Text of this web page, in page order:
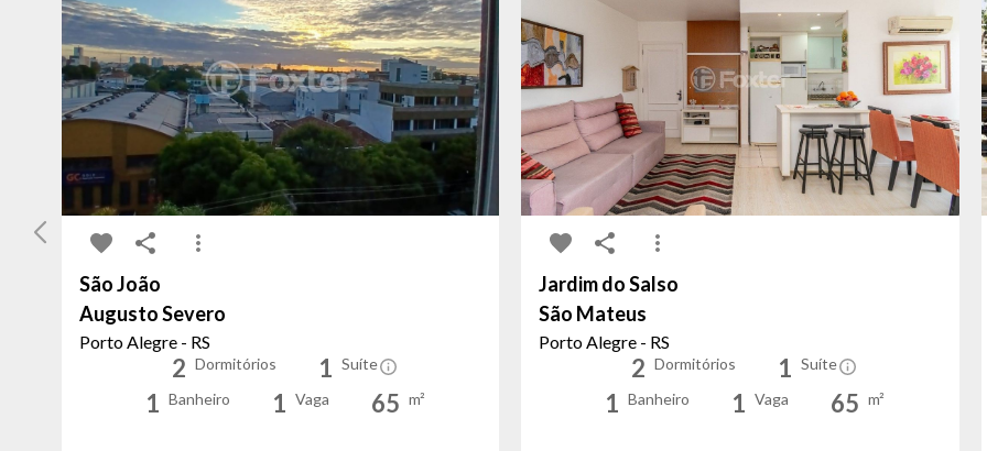
São João
Augusto Severo
Porto Alegre - RS
2 Dormitórios 1 Suíte
1 Banheiro 1 Vaga 65 m²
Jardim do Salso
São Mateus
Porto Alegre - RS
2 Dormitórios 1 Suíte
1 Banheiro 1 Vaga 65 m²